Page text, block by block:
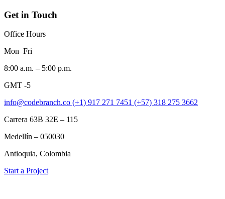
Get in Touch
Office Hours
Mon–Fri
8:00 a.m. – 5:00 p.m.
GMT -5
info@codebranch.co (+1) 917 271 7451 (+57) 318 275 3662
Carrera 63B 32E – 115
Medellín – 050030
Antioquia, Colombia
Start a Project